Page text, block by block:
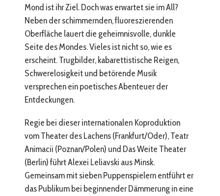
Mond ist ihr Ziel. Doch was erwartet sie im All?
Neben der schimmernden, fluoreszierenden
Oberfläche lauert die geheimnisvolle, dunkle
Seite des Mondes. Vieles ist nicht so, wie es
erscheint. Trugbilder, kabarettistische Reigen,
Schwerelosigkeit und betörende Musik
versprechen ein poetisches Abenteuer der
Entdeckungen.
Regie bei dieser internationalen Koproduktion
vom Theater des Lachens (Frankfurt/Oder), Teatr
Animacii (Poznan/Polen) und Das Weite Theater
(Berlin) führt Alexei Leliavski aus Minsk.
Gemeinsam mit sieben Puppenspielern entführt er
das Publikum bei beginnender Dämmerung in eine